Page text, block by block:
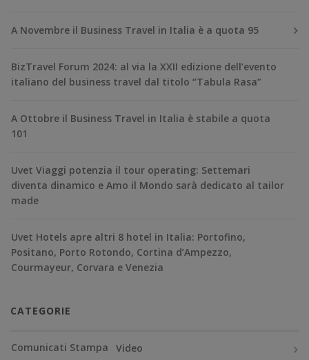
A Novembre il Business Travel in Italia è a quota 95
BizTravel Forum 2024: al via la XXII edizione dell’evento
italiano del business travel dal titolo “Tabula Rasa”
A Ottobre il Business Travel in Italia è stabile a quota
101
Uvet Viaggi potenzia il tour operating: Settemari
diventa dinamico e Amo il Mondo sarà dedicato al tailor
made
Uvet Hotels apre altri 8 hotel in Italia: Portofino,
Positano, Porto Rotondo, Cortina d’Ampezzo,
Courmayeur, Corvara e Venezia
CATEGORIE
Comunicati Stampa Video